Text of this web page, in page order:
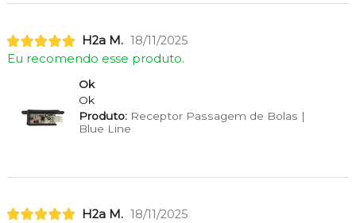
H2a M. 18/11/2025
Eu recomendo esse produto.
Ok
Ok
Produto:Receptor Passagem de Bolas |
Blue Line
H2a M. 18/11/2025